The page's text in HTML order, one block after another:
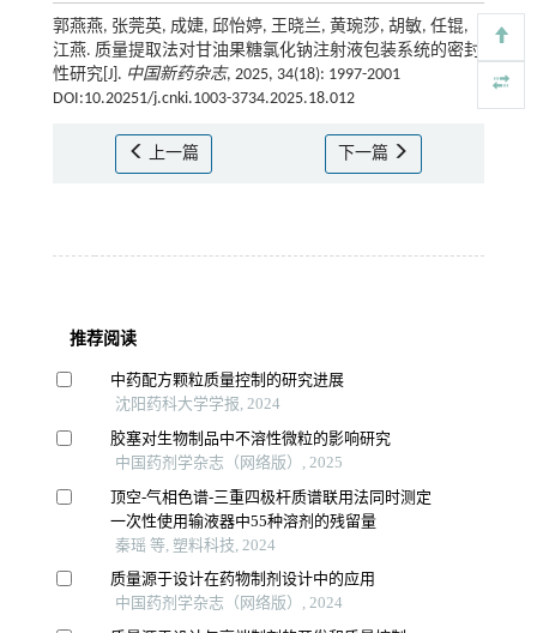
郭燕燕, 张莞英, 成婕, 邱怡婷, 王晓兰, 黄琬莎, 胡敏, 任锟,
江燕. 质量提取法对甘油果糖氯化钠注射液包装系统的密封
性研究[J]. 中国新药杂志, 2025, 34(18): 1997-2001
DOI:10.20251/j.cnki.1003-3734.2025.18.012
上一篇 下一篇